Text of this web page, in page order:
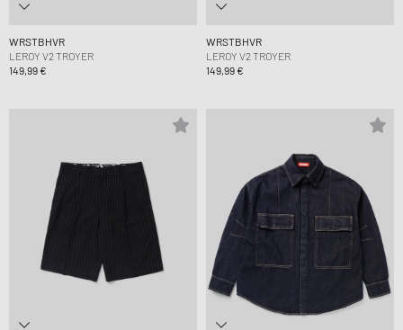
WRSTBHVR
LEROY V2 TROYER
149,99 €
WRSTBHVR
LEROY V2 TROYER
149,99 €